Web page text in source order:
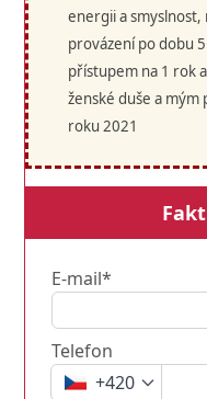
energii a smyslnost,
provázení po dobu
přístupem na 1 rok
ženské duše a mým
roku 2021
E-mail*
Telefon
+420